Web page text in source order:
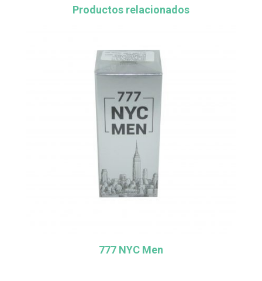
Productos relacionados
777 NYC Men